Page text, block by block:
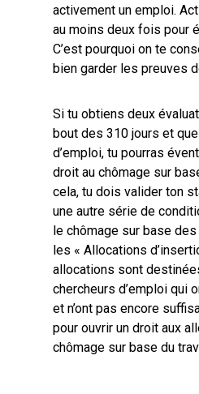
activement un emploi.
au moins deux fois pour
C’est pourquoi on te
bien garder les preuves
Si tu obtiens deux
bout des 310 jours et que
d’emploi, tu pourras
droit au chômage sur
cela, tu dois valider ton
une autre série de
le chômage sur base
les « Allocations
allocations sont
chercheurs d’emploi qui
et n’ont pas encore
pour ouvrir un droit aux
chômage sur base du